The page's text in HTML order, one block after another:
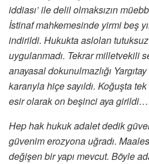
iddiası’ ile delil olmaksızın
İstinaf mahkemesinde yirmi beş
indirildi. Hukukta aslolan tutuksuz
uygulanmadı. Tekrar milletvekili
anayasal dokunulmazlığı
kararıyla hiçe sayıldı. Koğuşta
esir olarak on beşinci aya girildi…
Hep hak hukuk adalet dedik
güvenim erozyona uğradı.
değişen bir yapı mevcut. Böyle